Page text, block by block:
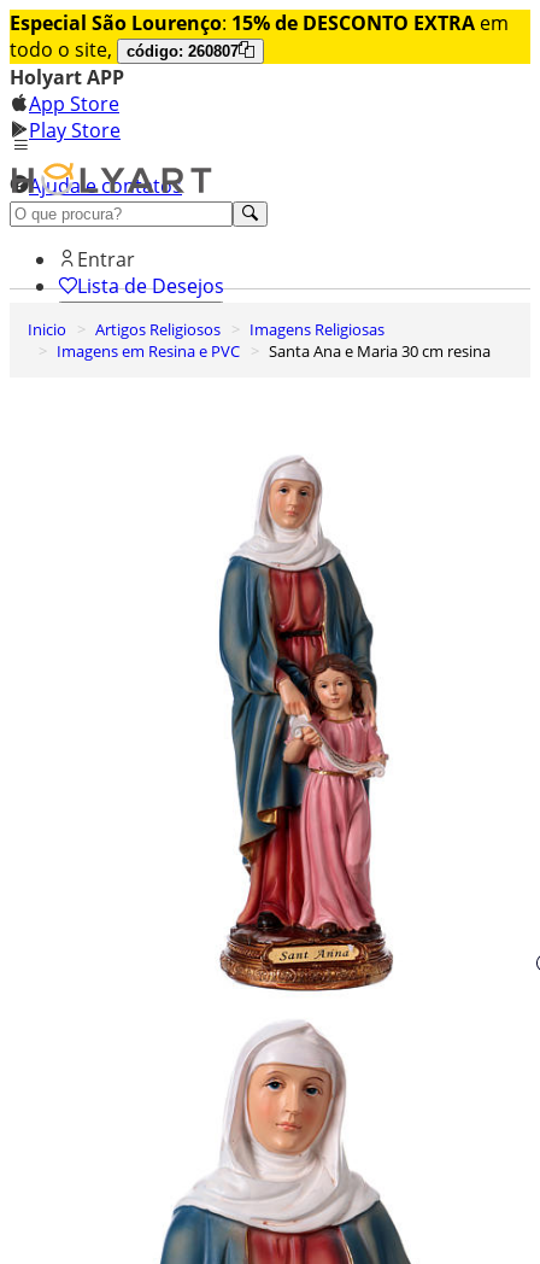
Especial São Lourenço: 15% de DESCONTO EXTRA em
todo o site,
código: 260807
Holyart APP
App Store
Play Store
Ajuda e contatos
Conheça premium
Entrar
Lista de Desejos
0
Carrinho de Compras
Inicio Artigos Religiosos
Imagens Religiosas
Imagens em Resina e PVC
Santa Ana e Maria 30 cm resina